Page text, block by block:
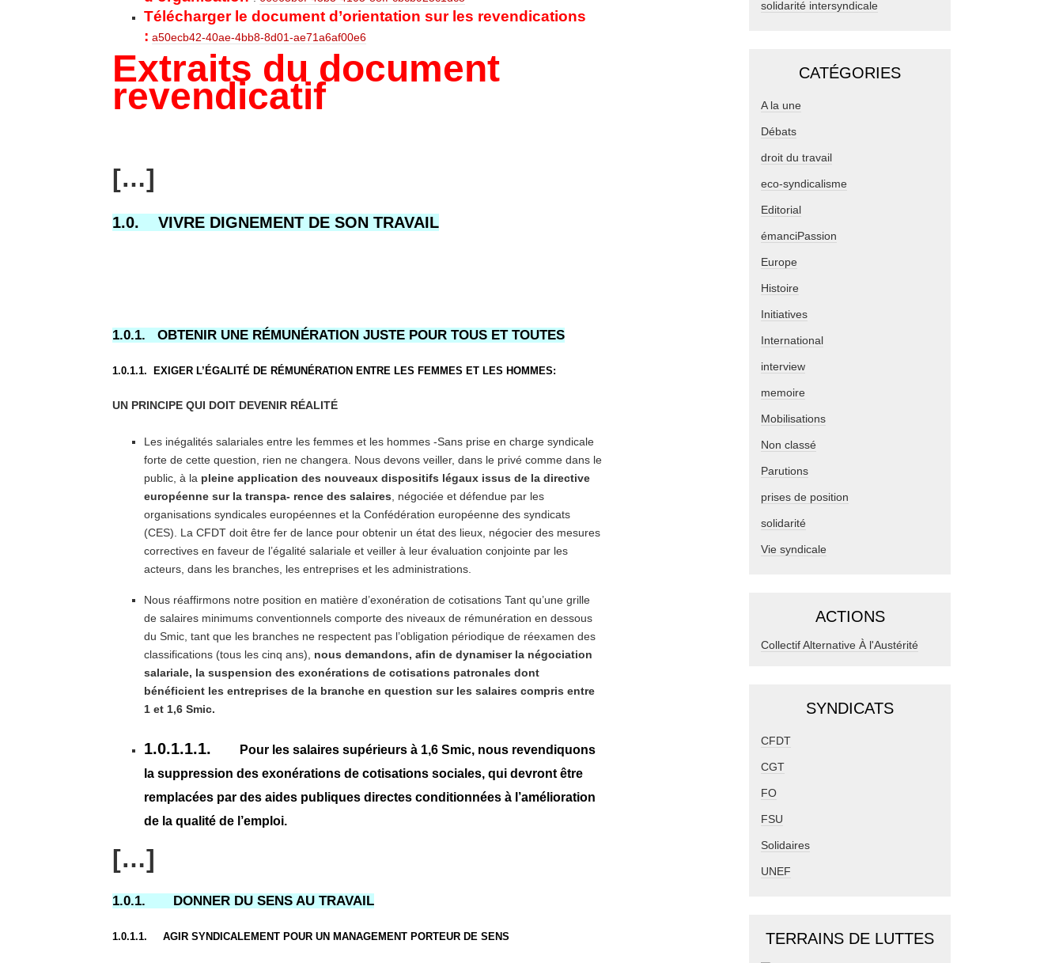
Télécharger le document d’orientation sur les revendications
: a50ecb42-40ae-4bb8-8d01-ae71a6af00e6
Extraits du document
revendicatif
[…]
1.0. VIVRE DIGNEMENT DE SON TRAVAIL
1.0.1. OBTENIR UNE RÉMUNÉRATION JUSTE POUR TOUS ET TOUTES
1.0.1.1. EXIGER L’ÉGALITÉ DE RÉMUNÉRATION ENTRE LES FEMMES ET LES HOMMES:
UN PRINCIPE QUI DOIT DEVENIR RÉALITÉ
Les inégalités salariales entre les femmes et les hommes -Sans prise en charge syndicale
forte de cette question, rien ne changera. Nous devons veiller, dans le privé comme dans le
public, à la pleine application des nouveaux dispositifs légaux issus de la directive
européenne sur la transpa- rence des salaires , négociée et défendue par les
organisations syndicales européennes et la Confédération européenne des syndicats
(CES). La CFDT doit être fer de lance pour obtenir un état des lieux, négocier des mesures
correctives en faveur de l’égalité salariale et veiller à leur évaluation conjointe par les
acteurs, dans les branches, les entreprises et les administrations.
Nous réaffirmons notre position en matière d’exonération de cotisations Tant qu’une grille
de salaires minimums conventionnels comporte des niveaux de rémunération en dessous
du Smic, tant que les branches ne respectent pas l’obligation périodique de réexamen des
classifications (tous les cinq ans), nous demandons, afin de dynamiser la négociation
salariale, la suspension des exonérations de cotisations patronales dont
bénéficient les entreprises de la branche en question sur les salaires compris entre
1 et 1,6 Smic.
1.0.1.1.1.
Pour les salaires supérieurs à 1,6 Smic, nous revendiquons
la suppression des exonérations de cotisations sociales, qui devront être
remplacées par des aides publiques directes conditionnées à l’amélioration
de la qualité de l’emploi.
[…]
1.0.1. DONNER DU SENS AU TRAVAIL
1.0.1.1. AGIR SYNDICALEMENT POUR UN MANAGEMENT PORTEUR DE SENS
solidarité intersyndicale
CATÉGORIES
A la une
Débats
droit du travail
eco-syndicalisme
Editorial
émanciPassion
Europe
Histoire
Initiatives
International
interview
memoire
Mobilisations
Non classé
Parutions
prises de position
solidarité
Vie syndicale
ACTIONS
Collectif Alternative À l'Austérité
SYNDICATS
CFDT
CGT
FO
FSU
Solidaires
UNEF
TERRAINS DE LUTTES